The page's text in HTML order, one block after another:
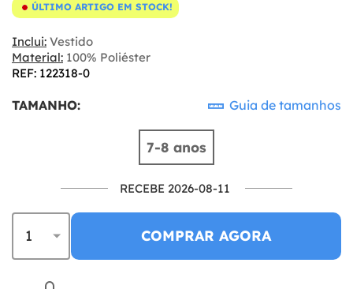
ÚLTIMO ARTIGO EM STOCK!
Inclui: Vestido
Material: 100% Poliéster
REF: 122318-0
TAMANHO: Guia de tamanhos
7-8 anos
RECEBE 2026-08-11
COMPRAR AGORA